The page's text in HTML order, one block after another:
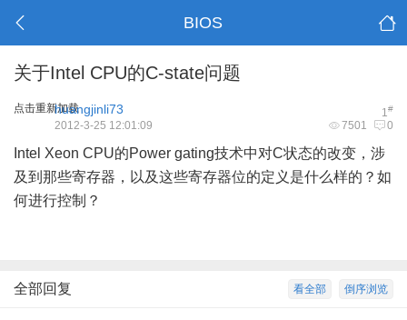
BIOS
关于Intel CPU的C-state问题
点击重新加载 1#
huangjinli73
7501 0
2012-3-25 12:01:09
Intel Xeon CPU的Power gating技术中对C状态的改变，涉
及到那些寄存器，以及这些寄存器位的定义是什么样的？如
何进行控制？
倒序浏览
看全部
全部回复